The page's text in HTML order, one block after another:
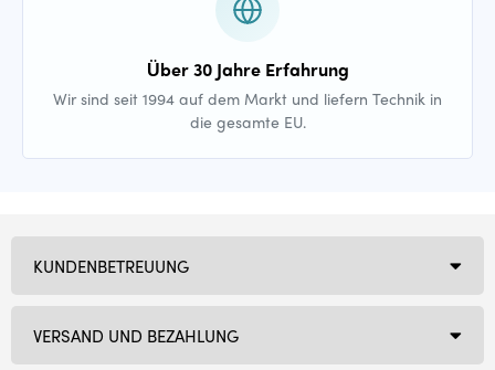
Über 30 Jahre Erfahrung
Wir sind seit 1994 auf dem Markt und liefern Technik in
die gesamte EU.
KUNDENBETREUUNG
VERSAND UND BEZAHLUNG